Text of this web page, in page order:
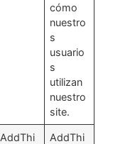
cómo
nuestro
s
usuario
s
utilizan
nuestro
site.
AddThi
AddThi